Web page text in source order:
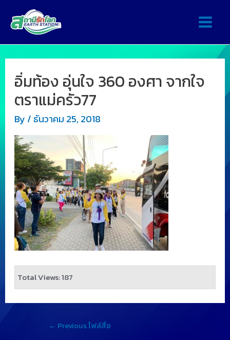
อิ่มท้อง อุ่นใจ 360 องศา จากใจ
ตราแม่ครัว77
By / ธันวาคม 25, 2018
Total Views: 187
← Previous ไฟล์สื่อ